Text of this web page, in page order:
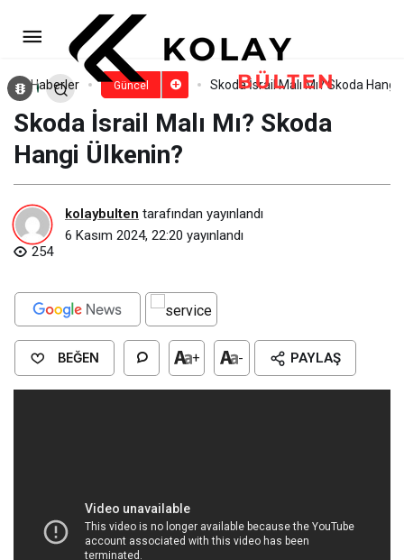
Haberler Güncel Skoda İsrail Malı Mı? Skoda Hangi
Skoda İsrail Malı Mı? Skoda
Hangi Ülkenin?
kolaybulten tarafından yayınlandı
6 Kasım 2024, 22:20 yayınlandı
254
BEĞEN + - PAYLAŞ
Seat İsrail Malı Mı? Seat Hangi
Ülkenin?Yorum Yap Paylaş